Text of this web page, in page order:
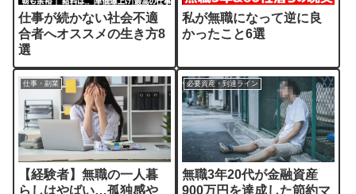
仕事が続かない社会不適
合者へオススメの生き方8
選
私が無職になって逆に良
かったこと6選
仕事・副業
【経験者】無職の一人暮
らしはやばい…孤独感や
必要資産・到達ライン
無職3年20代が金融資産
900万円を達成した節約マ